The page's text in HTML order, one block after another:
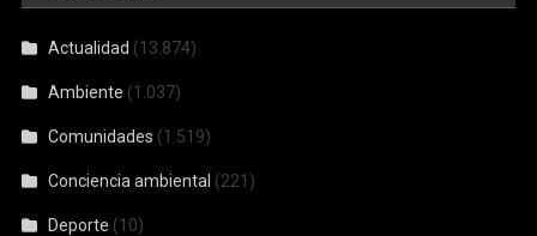
Actualidad (13.874)
Ambiente (1.037)
Comunidades (1.519)
Conciencia ambiental (221)
Deporte (10)